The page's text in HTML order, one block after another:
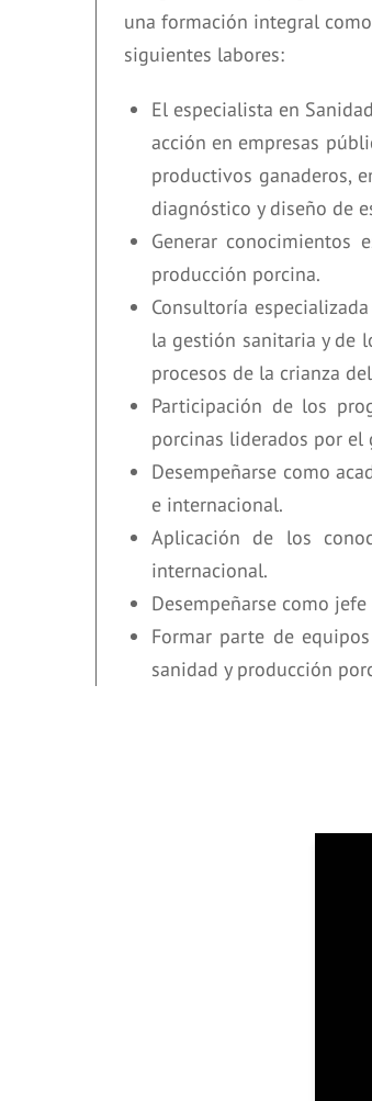
una formación integral
siguientes labores:
El especialista en
acción en empresas
productivos ganaderos,
diagnóstico y diseño de
Generar conocimientos
producción porcina.
Consultoría
la gestión sanitaria y de
procesos de la crianza
Participación de los
porcinas liderados por el
Desempeñarse como
e internacional.
Aplicación de los
internacional.
Desempeñarse como
Formar parte de
sanidad y producción